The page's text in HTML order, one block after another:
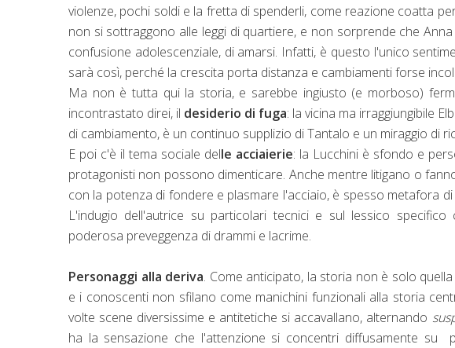
violenze, pochi soldi e la fretta di spenderli, come reazione coatta
non si sottraggono alle leggi di quartiere, e non sorprende che
confusione adolescenziale, di amarsi. Infatti, è questo l'unico
sarà così, perché la crescita porta distanza e cambiamenti forse
Ma non è tutta qui la storia, e sarebbe ingiusto (e morboso)
incontrastato direi, il desiderio di fuga: la vicina ma irraggiungibile
di cambiamento, è un continuo supplizio di Tantalo e un miraggio di
E poi c'è il tema sociale delle acciaierie: la Lucchini è sfondo e
protagonisti non possono dimenticare. Anche mentre litigano o
con la potenza di fondere e plasmare l'acciaio, è spesso metafora
L'indugio dell'autrice su particolari tecnici e sul lessico
poderosa preveggenza di drammi e lacrime.
Personaggi alla deriva. Come anticipato, la storia non è solo
e i conoscenti non sfilano come manichini funzionali alla storia
volte scene diversissime e antitetiche si accavallano, alternando
ha la sensazione che l'attenzione si concentri diffusamente su